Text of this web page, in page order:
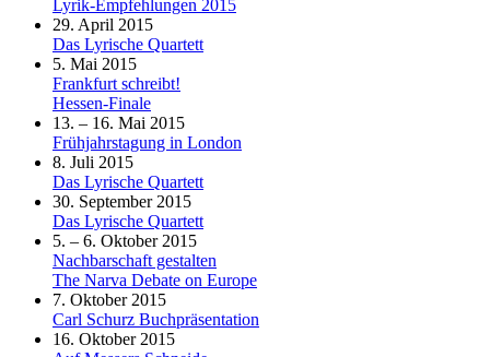
Lyrik-Empfehlungen 2015
29. April 2015
Das Lyrische Quartett
5. Mai 2015
Frankfurt schreibt!
Hessen-Finale
13. – 16. Mai 2015
Frühjahrstagung in London
8. Juli 2015
Das Lyrische Quartett
30. September 2015
Das Lyrische Quartett
5. – 6. Oktober 2015
Nachbarschaft gestalten
The Narva Debate on Europe
7. Oktober 2015
Carl Schurz Buchpräsentation
16. Oktober 2015